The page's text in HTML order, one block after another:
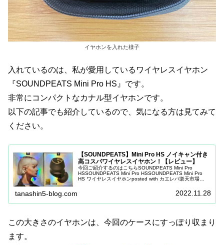
イヤホンを入れた様子
入れているのは、私が愛用しているワイヤレスイヤホン
『SOUNDPEATS Mini Pro HS』です。
非常にコンパクトなカナル型イヤホンです。
以下の記事でも紹介しているので、気になる方は見てみて
ください。
【SOUNDPEATS】Mini Pro HS ノイキャン付き
高コスパワイヤレスイヤホン！【レビュー】
今回ご紹介するのはこちらSOUNDPEATS Mini Pro
HSSOUNDPEATS Mini Pro HSSOUNDPEATS Mini Pro
HS ワイヤレスイヤホンposted with カエレバ楽天市場
tanashin5-blog.com 2022.11.28
この大きさのイヤホンは、今回のケースにすっぽり収まり
ます。